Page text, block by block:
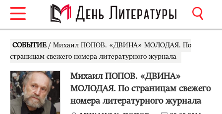
СОБЫТИЕ / Михаил ПОПОВ. «ДВИНА» МОЛОДАЯ. По
страницам свежего номера литературного журнала
Михаил ПОПОВ. «ДВИНА»
МОЛОДАЯ. По страницам свежего
номера литературного журнала